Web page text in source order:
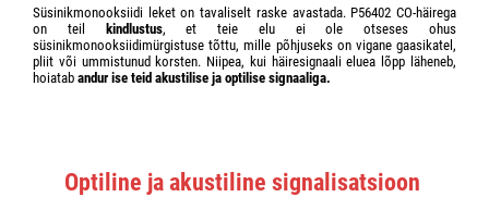
Süsinikmonooksiidi leket on tavaliselt raske avastada. P56402 CO-häirega
on teil
kindlustus, et teie elu ei ole otseses ohus
süsinikmonooksiidimürgistuse tõttu, mille põhjuseks on vigane gaasikatel,
pliit või ummistunud korsten. Niipea, kui häiresignaali eluea lõpp läheneb,
hoiatab andur ise teid akustilise ja optilise signaaliga.
Optiline ja akustiline signalisatsioon